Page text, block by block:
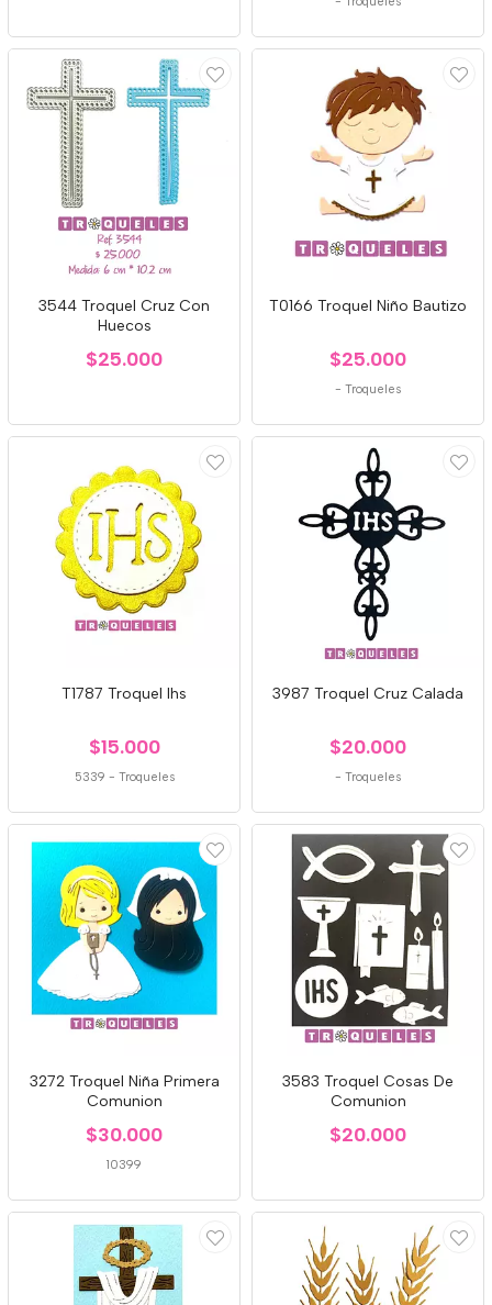
3544 Troquel Cruz Con
Huecos
$25.000
T0166 Troquel Niño Bautizo
$25.000
- Troqueles
T1787 Troquel Ihs
$15.000
5339 - Troqueles
3987 Troquel Cruz Calada
$20.000
- Troqueles
3272 Troquel Niña Primera
Comunion
$30.000
10399
3583 Troquel Cosas De
Comunion
$20.000